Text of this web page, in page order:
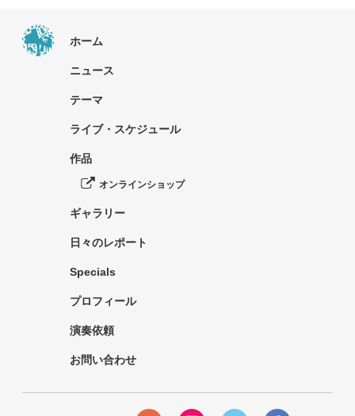
ホーム
ニュース
テーマ
ライブ・スケジュール
作品
オンラインショップ
ギャラリー
日々のレポート
Specials
プロフィール
演奏依頼
お問い合わせ